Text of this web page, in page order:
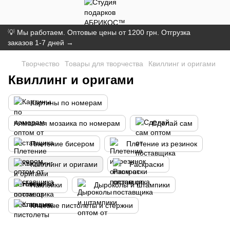
💡 Мы работаем. Оптовые цены от 1200 грн. Отгрузка
заказов 1-7 дней →
Творчество Товары для творчества Квиллинг и оригами
Квиллинг и оригами
Картины по номерам
Алмазная мозаика по номерам Сделай сам
Плетение бисером Плетение из резинок
Квиллинг и оригами Раскраски
Наклейки Дыроколы и штампики
Клеевые пистолеты и стержни